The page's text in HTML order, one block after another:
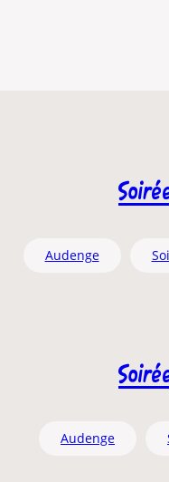
Audenge
Audenge